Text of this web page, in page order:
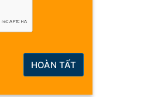
HOÀN TẤT